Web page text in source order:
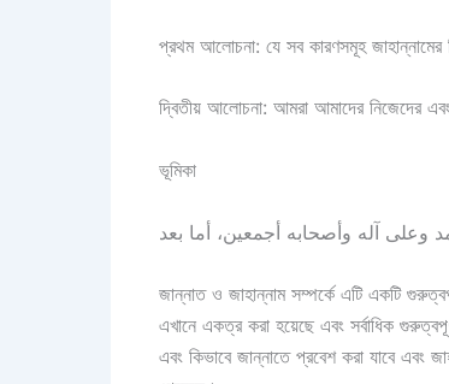
প্রথম আলোচনা: যে সব কারণসমূহ জাহান্নামের
দ্বিতীয় আলোচনা: আমরা আমাদের নিজেদের
ভূমিকা
জান্নাত ও জাহান্নাম সম্পর্কে এটি একটি
এখানে একত্র করা হয়েছে এবং সর্বাধিক
এবং কিভাবে জান্নাতে প্রবেশ করা যাবে এবং